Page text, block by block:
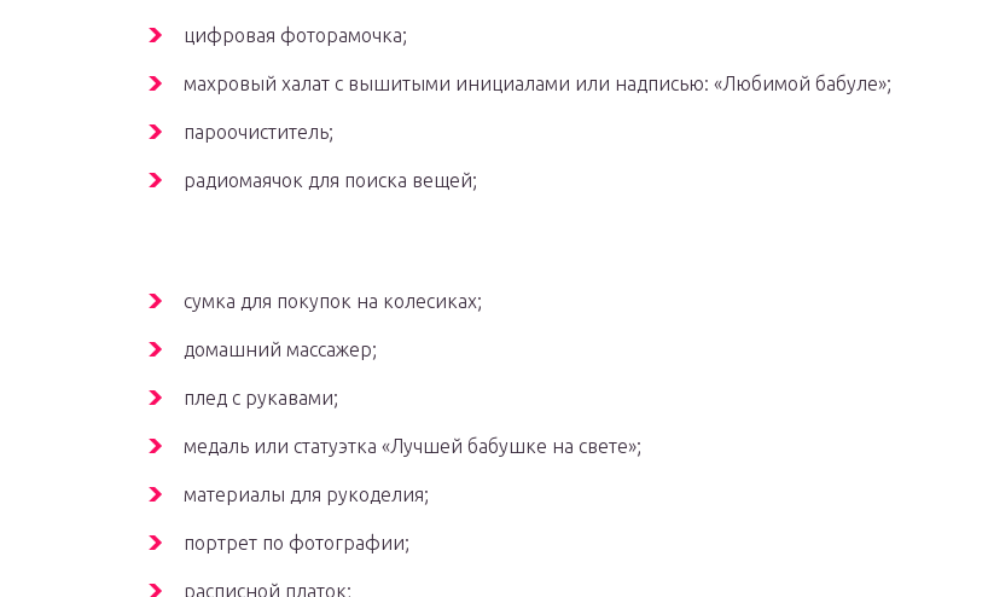
цифровая фоторамочка;
махровый халат с вышитыми инициалами или надписью: «Любимой бабуле»;
пароочиститель;
радиомаячок для поиска вещей;
сумка для покупок на колесиках;
домашний массажер;
плед с рукавами;
медаль или статуэтка «Лучшей бабушке на свете»;
материалы для рукоделия;
портрет по фотографии;
расписной платок;